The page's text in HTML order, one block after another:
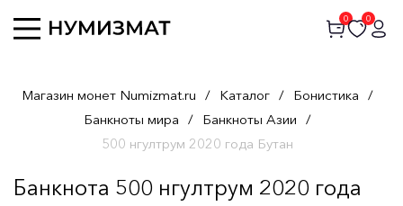
0 0
Магазин монет Numizmat.ru / Каталог / Бонистика /
Банкноты мира / Банкноты Азии /
500 нгултрум 2020 года Бутан
Банкнота 500 нгултрум 2020 года